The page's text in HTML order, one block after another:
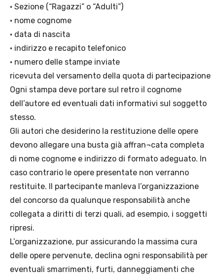
• Sezione (“Ragazzi” o “Adulti”)
• nome cognome
• data di nascita
• indirizzo e recapito telefonico
• numero delle stampe inviate
ricevuta del versamento della quota di partecipazione
Ogni stampa deve portare sul retro il cognome
dell’autore ed eventuali dati informativi sul soggetto
stesso.
Gli autori che desiderino la restituzione delle opere
devono allegare una busta già affran¬cata completa
di nome cognome e indirizzo di formato adeguato. In
caso contrario le opere presentate non verranno
restituite. Il partecipante manleva l’organizzazione
del concorso da qualunque responsabilità anche
collegata a diritti di terzi quali, ad esempio, i soggetti
ripresi.
L’organizzazione, pur assicurando la massima cura
delle opere pervenute, declina ogni responsabilità per
eventuali smarrimenti, furti, danneggiamenti che